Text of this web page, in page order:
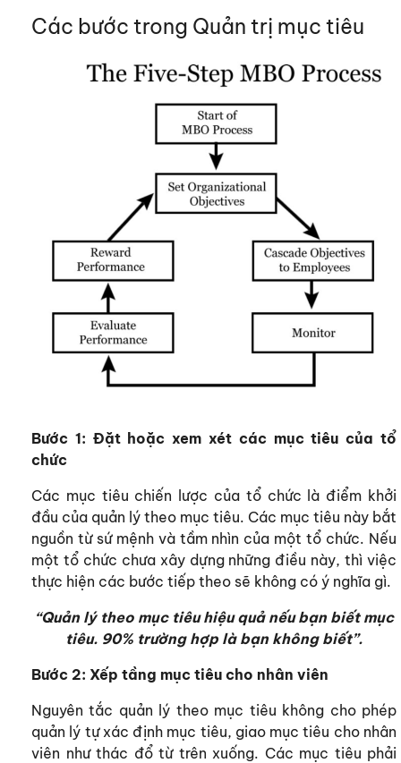
Các bước trong Quản trị mục tiêu
Bước 1: Đặt hoặc xem xét các mục tiêu của tổ
chức
Các mục tiêu chiến lược của tổ chức là điểm khởi
đầu của quản lý theo mục tiêu. Các mục tiêu này bắt
nguồn từ sứ mệnh và tầm nhìn của một tổ chức. Nếu
một tổ chức chưa xây dựng những điều này, thì việc
thực hiện các bước tiếp theo sẽ không có ý nghĩa gì.
“Quản lý theo mục tiêu hiệu quả nếu bạn biết mục
tiêu. 90% trường hợp là bạn không biết”.
Bước 2: Xếp tầng mục tiêu cho nhân viên
Nguyên tắc quản lý theo mục tiêu không cho phép
quản lý tự xác định mục tiêu, giao mục tiêu cho nhân
viên như thác đổ từ trên xuống. Các mục tiêu phải